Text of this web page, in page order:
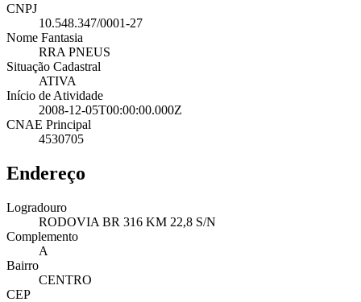
CNPJ
10.548.347/0001-27
Nome Fantasia
RRA PNEUS
Situação Cadastral
ATIVA
Início de Atividade
2008-12-05T00:00:00.000Z
CNAE Principal
4530705
Endereço
Logradouro
RODOVIA BR 316 KM 22,8 S/N
Complemento
A
Bairro
CENTRO
CEP